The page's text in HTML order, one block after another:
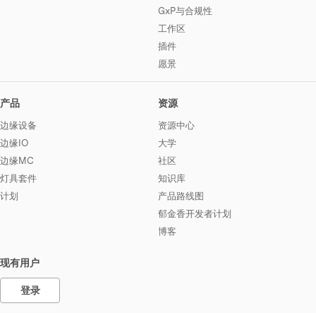
GxP与合规性
工作区
插件
愿景
产品
边缘设备
边缘IO
边缘MC
灯具套件
计划
资源
资源中心
大学
社区
知识库
产品路线图
郁金香开发者计划
博客
现有用户
登录